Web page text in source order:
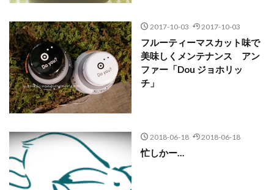
2017-10-03 2017-10-03
フルーティーマスカット味で
美味しくメンテナンス アン
ファー「Dou ジョホリッ
チ」
2018-06-18 2018-06-18
忙しかー…